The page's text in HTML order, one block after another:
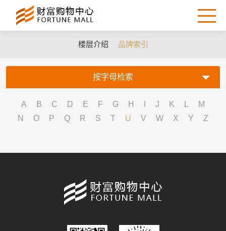
楼层介绍 品牌索引
按字母检索
A B C D E F G H J K
M
N
O P Q R S T U V W X Y Z